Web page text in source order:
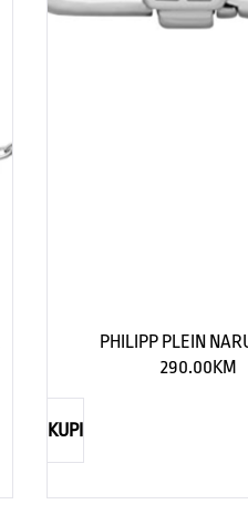
PHILIPP PLEIN
290.00KM
KUPI